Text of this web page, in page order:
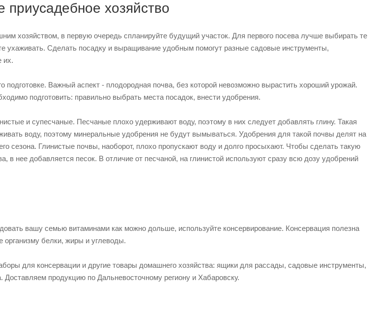
приусадебное хозяйство
хозяйством, в первую очередь спланируйте будущий участок. Для первого посева лучше выбирать те
ухаживать. Сделать посадку и выращивание удобным помогут разные садовые инструменты,
их.
подготовке. Важный аспект - плодородная почва, без которой невозможно вырастить хороший урожай.
подготовить: правильно выбрать места посадок, внести удобрения.
и супесчаные. Песчаные плохо удерживают воду, поэтому в них следует добавлять глину. Такая
воду, поэтому минеральные удобрения не будут вымываться. Удобрения для такой почвы делят на
сезона. Глинистые почвы, наоборот, плохо пропускают воду и долго просыхают. Чтобы сделать такую
в нее добавляется песок. В отличие от песчаной, на глинистой используют сразу всю дозу удобрений
вашу семью витаминами как можно дольше, используйте консервирование. Консервация полезна
организму белки, жиры и углеводы.
для консервации и другие товары домашнего хозяйства: ящики для рассады, садовые инструменты,
Доставляем продукцию по Дальневосточному региону и Хабаровску.